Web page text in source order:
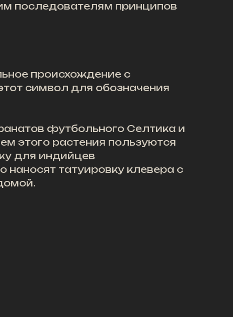
последователям принципов
происхождение с
символ для обозначения
футбольного Селтика и
этого растения пользуются
для индийцев
наносят татуировку клевера с